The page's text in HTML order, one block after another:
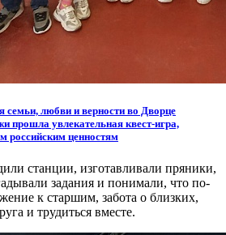
семьи, любви и верности во Дворце
прошла увлекательная квест-игра,
российским ценностям
станции, изготавливали пряники,
задания и понимали, что по-
к старшим, забота о близких,
и трудиться вместе.